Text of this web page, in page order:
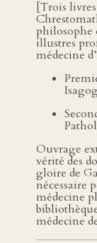
[Trois
philosophe
illustres
médecine
Ouvrage
vérité des
gloire de
nécessaire
médecine
médecine